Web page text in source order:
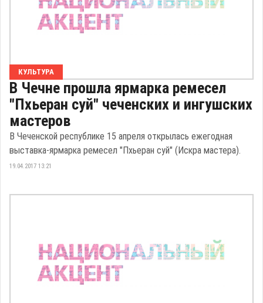
КУЛЬТУРА
В Чечне прошла ярмарка ремесел
"Пхьеран суй" чеченских и ингушских
мастеров
В Чеченской республике 15 апреля открылась ежегодная
выставка-ярмарка ремесел "Пхьеран суй" (Искра мастера).
19.04.2017 13:21